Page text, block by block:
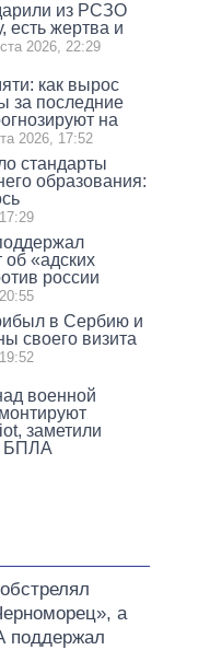
из РСЗО
есть жертва и
2026, 22:29
как вырос
за последние
на
2026, 17:52
стандарты
образования:
об «адских
россии
в Сербию и
своего визита
военной
заметили
БПЛА
а